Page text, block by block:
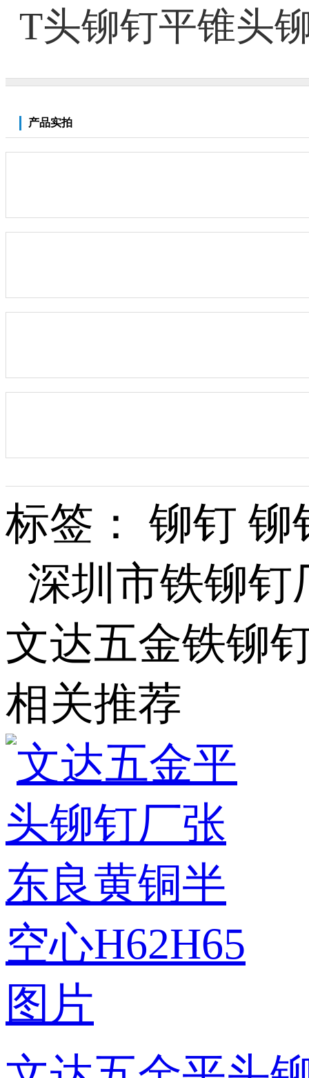
T头铆钉平锥头
产品实拍
标签： 铆钉
深圳市铁铆钉
文达五金铁铆
相关推荐